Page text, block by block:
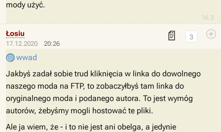
16.3
mody użyć.
17.12.2020 20:26
📄 3
Łosiu
wwad
Jakbyś zadał sobie trud kliknięcia w linka do dowolnego
naszego moda na FTP, to zobaczyłbyś tam linka do
oryginalnego moda i podanego autora. To jest wymóg
autorów, żebyśmy mogli hostować te pliki.
Ale ja wiem, że - i to nie jest ani obelga, a jedynie